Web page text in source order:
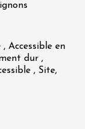
Accessible en
dur ,
, Site,